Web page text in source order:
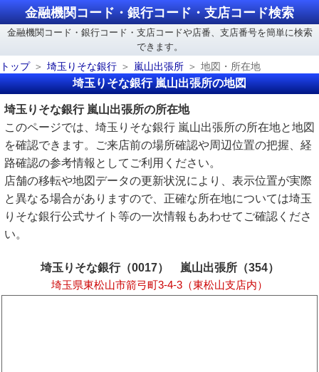
金融機関コード・銀行コード・支店コード検索
金融機関コード・銀行コード・支店コードや店番、支店番号を簡単に検索
できます。
トップ
埼玉りそな銀行 嵐山出張所 地図・所在地
埼玉りそな銀行 嵐山出張所の地図
埼玉りそな銀行 嵐山出張所の所在地
このページでは、埼玉りそな銀行 嵐山出張所の所在地と地図
を確認できます。ご来店前の場所確認や周辺位置の把握、経
路確認の参考情報としてご利用ください。
店舗の移転や地図データの更新状況により、表示位置が実際
と異なる場合がありますので、正確な所在地については埼玉
りそな銀行公式サイト等の一次情報もあわせてご確認くださ
い。
埼玉りそな銀行（0017） 嵐山出張所（354）
埼玉県東松山市箭弓町3-4-3（東松山支店内）